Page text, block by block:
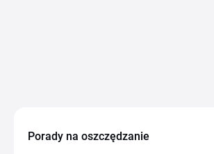
Porady na oszczędzanie